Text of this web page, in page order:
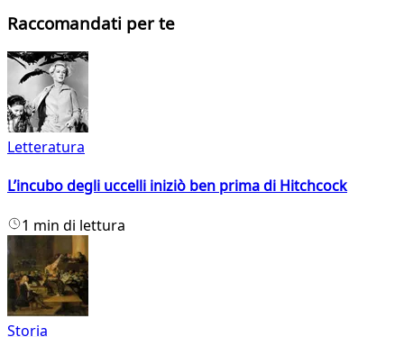
Raccomandati per te
Letteratura
L’incubo degli uccelli iniziò ben prima di Hitchcock
1 min di lettura
Storia